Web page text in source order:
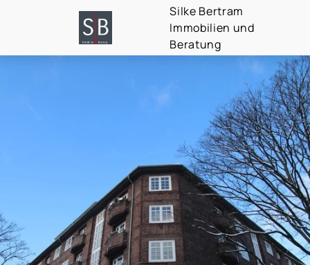
Silke Bertram
Immobilien und
Beratung